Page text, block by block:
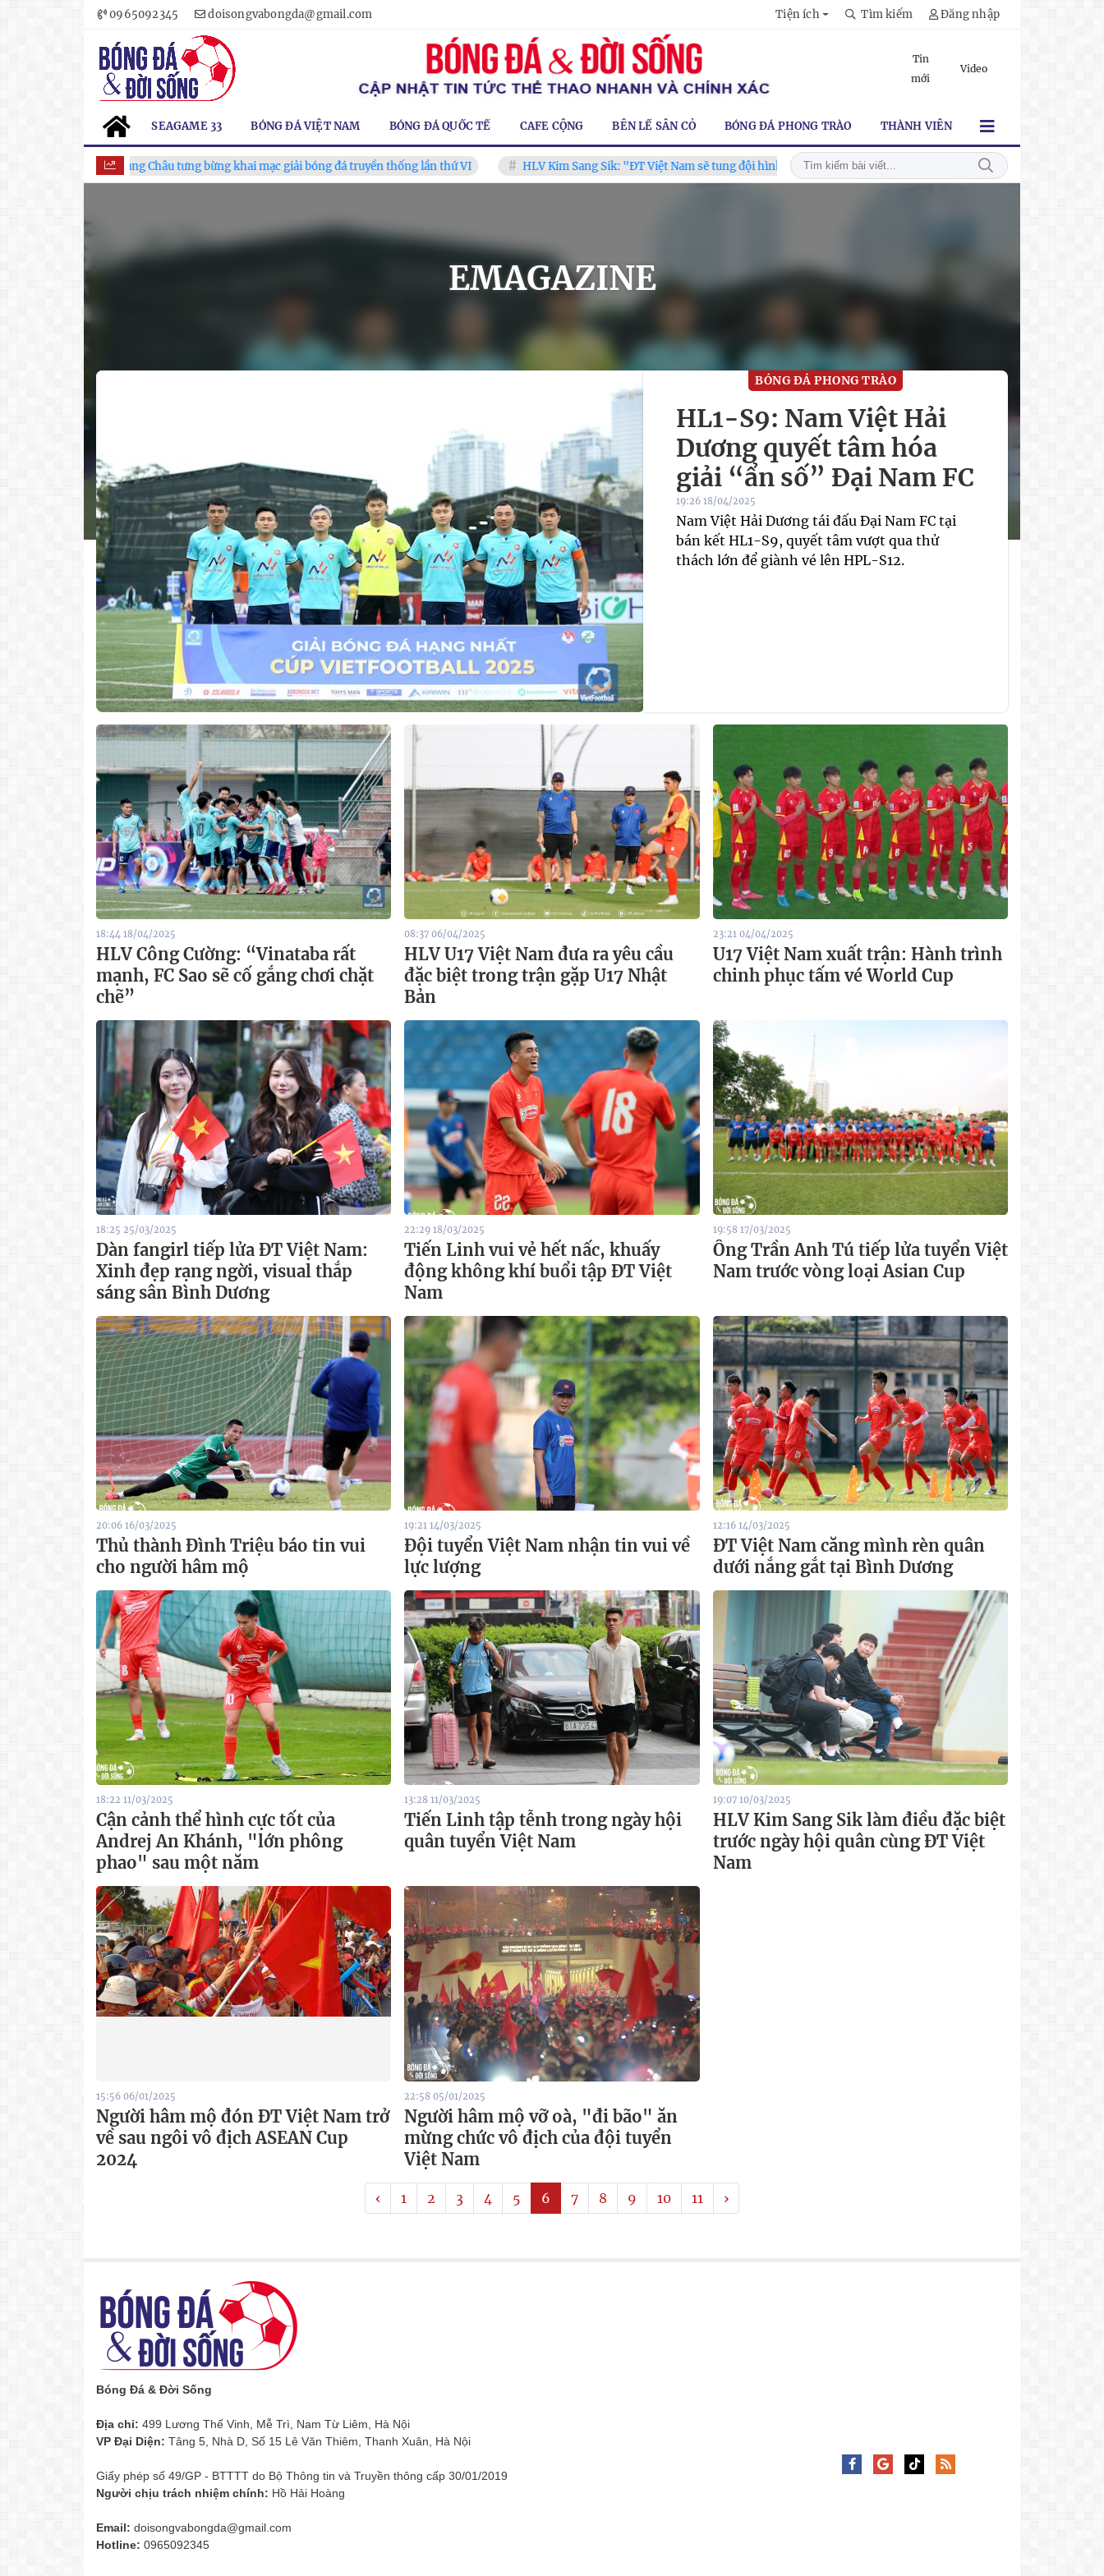
0965092345 doisongvabongda@gmail.com Tiện ích Tìm kiếm Đăng nhập
Tin
mới
Video
SEAGAME 33 BÓNG ĐÁ VIỆT NAM BÓNG ĐÁ QUỐC TẾ CAFE CỘNG BÊN LỀ SÂN CỎ BÓNG ĐÁ PHONG TRÀO THÀNH VIÊN
Xã Hùng Châu tưng bừng khai mạc giải bóng đá truyền thống lần thứ VI HLV Kim Sang Sik: "ĐT Việt Nam sẽ tung đội hình mạnh nhất trước Campuchia" CĐV vượt gần 80 km từ 5h30
EMAGAZINE
BÓNG ĐÁ PHONG TRÀO
HL1-S9: Nam Việt Hải
Dương quyết tâm hóa
giải “ẩn số” Đại Nam FC
19:26 18/04/2025
Nam Việt Hải Dương tái đấu Đại Nam FC tại
bán kết HL1-S9, quyết tâm vượt qua thử
thách lớn để giành vé lên HPL-S12.
18:44 18/04/2025
HLV Công Cường: “Vinataba rất
mạnh, FC Sao sẽ cố gắng chơi chặt
chẽ”
08:37 06/04/2025
HLV U17 Việt Nam đưa ra yêu cầu
đặc biệt trong trận gặp U17 Nhật
Bản
23:21 04/04/2025
U17 Việt Nam xuất trận: Hành trình
chinh phục tấm vé World Cup
18:25 25/03/2025
Dàn fangirl tiếp lửa ĐT Việt Nam:
Xinh đẹp rạng ngời, visual thắp
sáng sân Bình Dương
22:29 18/03/2025
Tiến Linh vui vẻ hết nấc, khuấy
động không khí buổi tập ĐT Việt
Nam
19:58 17/03/2025
Ông Trần Anh Tú tiếp lửa tuyển Việt
Nam trước vòng loại Asian Cup
20:06 16/03/2025
Thủ thành Đình Triệu báo tin vui
cho người hâm mộ
19:21 14/03/2025
Đội tuyển Việt Nam nhận tin vui về
lực lượng
12:16 14/03/2025
ĐT Việt Nam căng mình rèn quân
dưới nắng gắt tại Bình Dương
18:22 11/03/2025
Cận cảnh thể hình cực tốt của
Andrej An Khánh, "lớn phông
phao" sau một năm
13:28 11/03/2025
Tiến Linh tập tễnh trong ngày hội
quân tuyển Việt Nam
19:07 10/03/2025
HLV Kim Sang Sik làm điều đặc biệt
trước ngày hội quân cùng ĐT Việt
Nam
15:56 06/01/2025
Người hâm mộ đón ĐT Việt Nam trở
về sau ngôi vô địch ASEAN Cup
2024
22:58 05/01/2025
Người hâm mộ vỡ oà, "đi bão" ăn
mừng chức vô địch của đội tuyển
Việt Nam
‹ 1 2 3 4 5 6 7 8 9 10 11 ›
Bóng Đá & Đời Sống
Địa chỉ: 499 Lương Thế Vinh, Mễ Trì, Nam Từ Liêm, Hà Nội
VP Đại Diện: Tâng 5, Nhà D, Số 15 Lê Văn Thiêm, Thanh Xuân, Hà Nội
Giấy phép số 49/GP - BTTTT do Bộ Thông tin và Truyền thông cấp 30/01/2019
Người chịu trách nhiệm chính: Hồ Hải Hoàng
Email: doisongvabongda@gmail.com
Hotline: 0965092345